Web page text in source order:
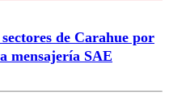
de Carahue por
mensajería SAE